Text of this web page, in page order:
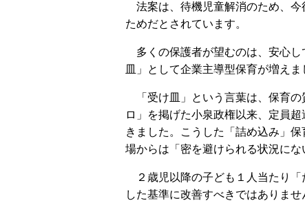
法案は、待機児童解消のため、今
ためだとされています。
多くの保護者が望むのは、安心し
皿」として企業主導型保育が増え
「受け皿」という言葉は、保育の
ロ」を掲げた小泉政権以来、定員
きました。こうした「詰め込み」
場からは「密を避けられる状況にな
２歳児以降の子ども１人当たり「
した基準に改善すべきではありま